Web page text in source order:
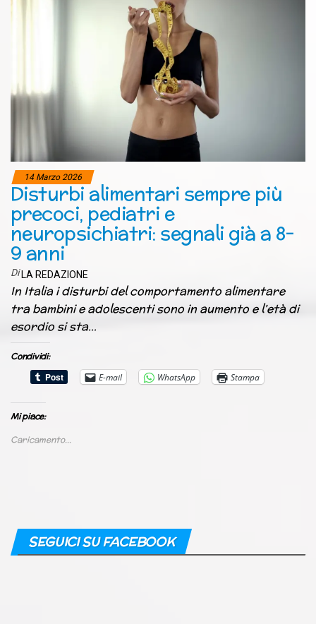
14 Marzo 2026
Disturbi alimentari sempre più
precoci, pediatri e
neuropsichiatri: segnali già a 8-
9 anni
Di LA REDAZIONE
In Italia i disturbi del comportamento alimentare
tra bambini e adolescenti sono in aumento e l’età di
esordio si sta…
Condividi:
E-mail
WhatsApp Stampa
Mi piace:
Caricamento...
SEGUICI SU FACEBOOK